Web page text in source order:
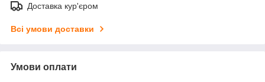
Доставка кур'єром
Всі умови доставки
Умови оплати